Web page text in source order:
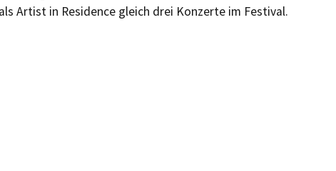
Artist in Residence gleich drei Konzerte im Festival.